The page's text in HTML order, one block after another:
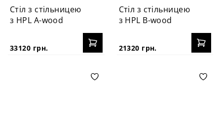
Стіл з стільницею
з HPL A-wood
33120 грн.
Стіл з стільницею
з HPL B-wood
21320 грн.